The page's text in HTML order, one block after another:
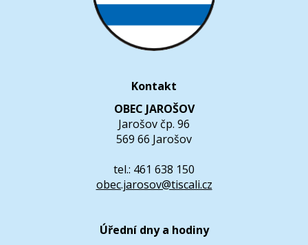
Kontakt
OBEC JAROŠOV
Jarošov čp. 96
569 66 Jarošov
tel.: 461 638 150
obec.jarosov@tiscali.cz
Úřední dny a hodiny